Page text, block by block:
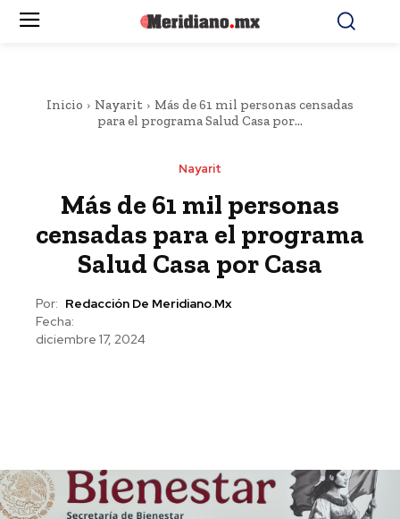
Inicio Nayarit
Más de 61 mil personas censadas
para el programa Salud Casa por...
Nayarit
Más de 61 mil personas
censadas para el programa
Salud Casa por Casa
Por: Redacción De Meridiano.mx
Fecha:
diciembre 17, 2024